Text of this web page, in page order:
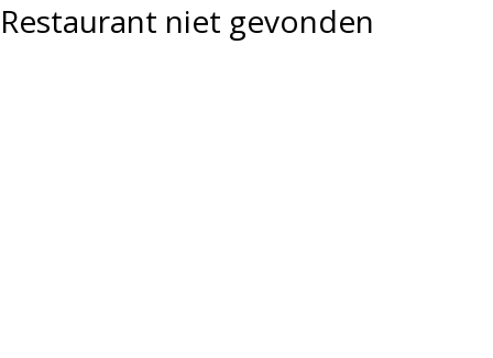
Restaurant niet gevonden